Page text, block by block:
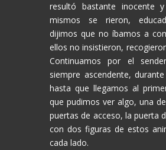
resultó bastante inocente
mismos se rieron,
dijimos que no íbamos a
ellos no insistieron,
Continuamos por el
siempre ascendente,
hasta que llegamos al
que pudimos ver algo, una
puertas de acceso, la puerta
con dos figuras de estos
cada lado.